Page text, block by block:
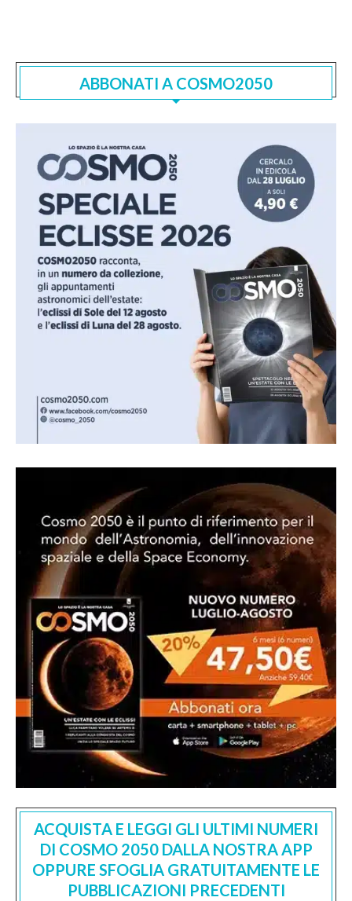
ABBONATI A COSMO2050
ACQUISTA E LEGGI GLI ULTIMI NUMERI
DI COSMO 2050 DALLA NOSTRA APP
OPPURE SFOGLIA GRATUITAMENTE LE
PUBBLICAZIONI PRECEDENTI